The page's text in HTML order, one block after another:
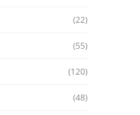
(22)
(55)
(120)
(48)